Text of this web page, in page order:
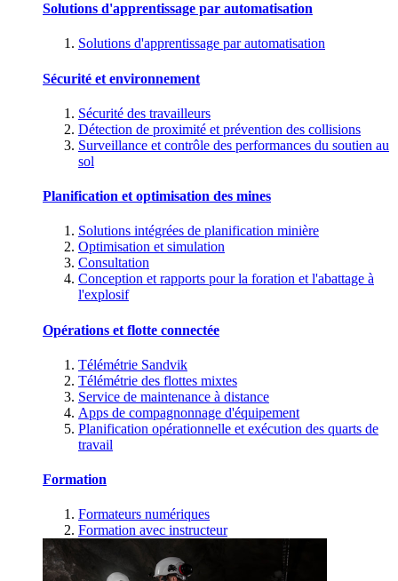
Solutions d'apprentissage par automatisation
Solutions d'apprentissage par automatisation
Sécurité et environnement
Sécurité des travailleurs
Détection de proximité et prévention des collisions
Surveillance et contrôle des performances du soutien au
sol
Planification et optimisation des mines
Solutions intégrées de planification minière
Optimisation et simulation
Consultation
Conception et rapports pour la foration et l'abattage à
l'explosif
Opérations et flotte connectée
Télémétrie Sandvik
Télémétrie des flottes mixtes
Service de maintenance à distance
Apps de compagnonnage d'équipement
Planification opérationnelle et exécution des quarts de
travail
Formation
Formateurs numériques
Formation avec instructeur